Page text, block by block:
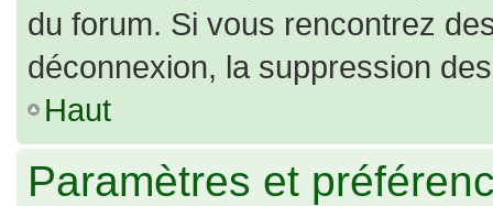
du forum. Si vous rencontrez
déconnexion, la suppression
Haut
Paramètres et